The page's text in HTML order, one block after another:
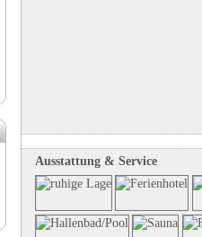
Ausstattung & Service